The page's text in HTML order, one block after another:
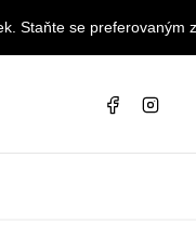
Staňte se preferovaným